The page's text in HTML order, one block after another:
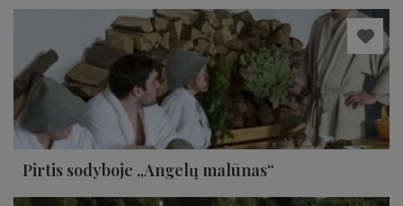
Pirtis sodyboje „Angelų malūnas“